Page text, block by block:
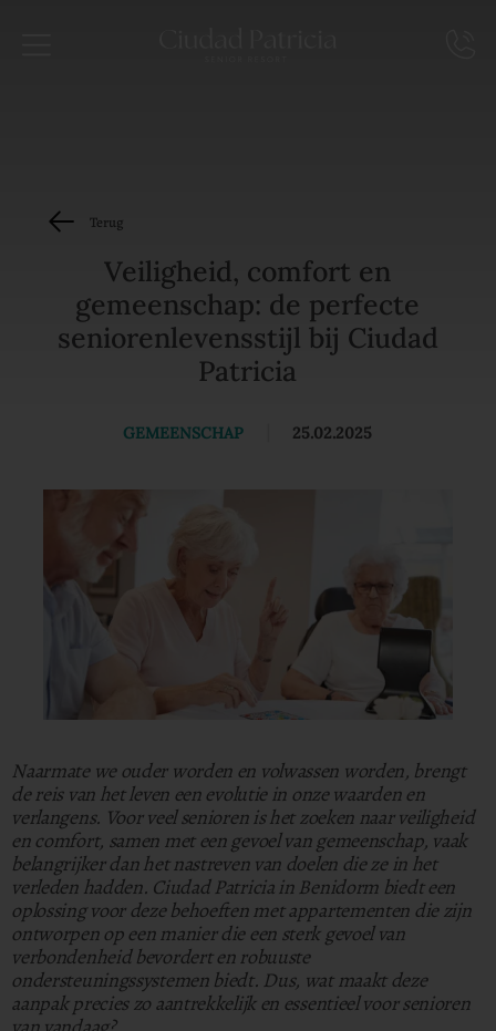
Terug
Veiligheid, comfort en
gemeenschap: de perfecte
seniorenlevensstijl bij Ciudad
Patricia
GEMEENSCHAP 25.02.2025
Naarmate we ouder worden en volwassen worden, brengt
de reis van het leven een evolutie in onze waarden en
verlangens. Voor veel senioren is het zoeken naar veiligheid
en comfort, samen met een gevoel van gemeenschap, vaak
belangrijker dan het nastreven van doelen die ze in het
verleden hadden. Ciudad Patricia in Benidorm biedt een
oplossing voor deze behoeften met appartementen die zijn
ontworpen op een manier die een sterk gevoel van
verbondenheid bevordert en robuuste
ondersteuningssystemen biedt. Dus, wat maakt deze
aanpak precies zo aantrekkelijk en essentieel voor senioren